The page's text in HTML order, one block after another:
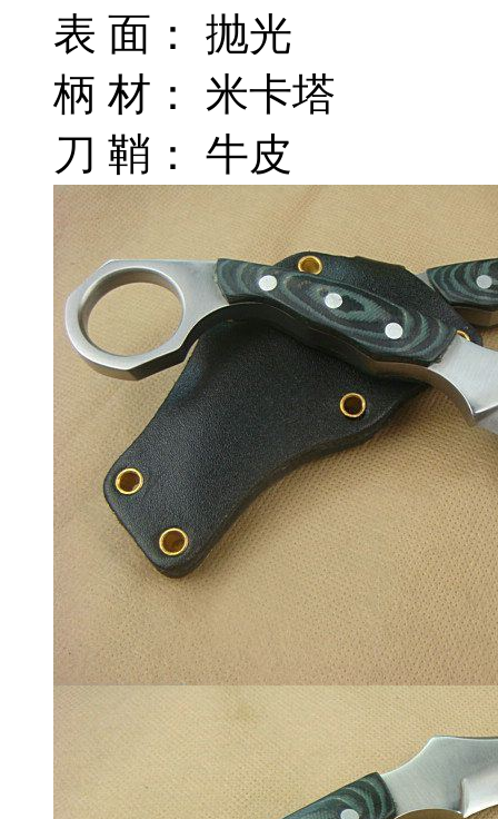
表 面： 抛光
柄 材： 米卡塔
刀 鞘： 牛皮